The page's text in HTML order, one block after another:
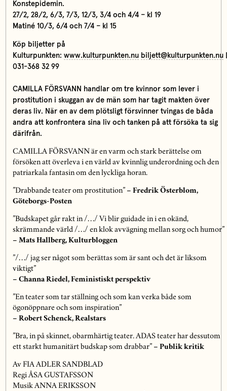
Konstepidemin.
27/2, 28/2, 6/3, 7/3, 12/3, 3/4 och 4/4 – kl 19
Matiné 10/3, 6/4 och 7/4 – kl 15
Köp biljetter på
Kulturpunkten: www.kulturpunkten.nu biljett@kulturpunkten.nu|
031-368 32 99
CAMILLA FÖRSVANN handlar om tre kvinnor som lever i
prostitution i skuggan av de män som har tagit makten över
deras liv. När en av dem plötsligt försvinner tvingas de båda
andra att konfrontera sina liv och tanken på att försöka ta sig
därifrån.
CAMILLA FÖRSVANN är en varm och stark berättelse om
försöken att överleva i en värld av kvinnlig underordning och den
patriarkala fantasin om den lyckliga horan.
”Drabbande teater om prostitution” – Fredrik Österblom,
Göteborgs-Posten
”Budskapet går rakt in /…/ Vi blir guidade in i en okänd,
skrämmande värld /…/ en klok avvägning mellan sorg och humor”
– Mats Hallberg, Kulturbloggen
”/…/ jag ser något som berättas som är sant och det är liksom
viktigt”
– Channa Riedel, Feministiskt perspektiv
”En teater som tar ställning och som kan verka både som
ögonöppnare och som inspiration”
– Robert Schenck, Realstars
”Bra, in på skinnet, obarmhärtig teater. ADAS teater har dessutom
ett starkt humanitärt budskap som drabbar” – Publik kritik
Av FIA ADLER SANDBLAD
Regi ÅSA GUSTAFSSON
Musik ANNA ERIKSSON